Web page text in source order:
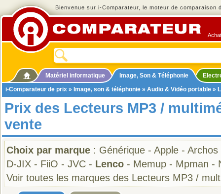
Bienvenue sur i-Comparateur, le moteur de comparaison
Matériel informatique Image, Son & Téléphonie
i-Comparateur de prix » Image, son & téléphonie » Audio & Vidéo portable »
Prix des Lecteurs MP3 /
vente
Choix par marque : Générique - Apple - Archos
D-JIX - FiiO - JVC - Lenco - Memup - Mpman -
Voir toutes les marques des Lecteurs MP3 /